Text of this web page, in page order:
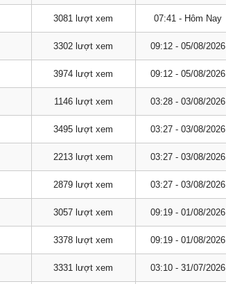
3081 lượt xem 07:41 - Hôm Nay
3302 lượt xem 09:12 - 05/08/2026
3974 lượt xem 09:12 - 05/08/2026
1146 lượt xem 03:28 - 03/08/2026
3495 lượt xem 03:27 - 03/08/2026
2213 lượt xem 03:27 - 03/08/2026
2879 lượt xem 03:27 - 03/08/2026
3057 lượt xem 09:19 - 01/08/2026
3378 lượt xem 09:19 - 01/08/2026
3331 lượt xem 03:10 - 31/07/2026